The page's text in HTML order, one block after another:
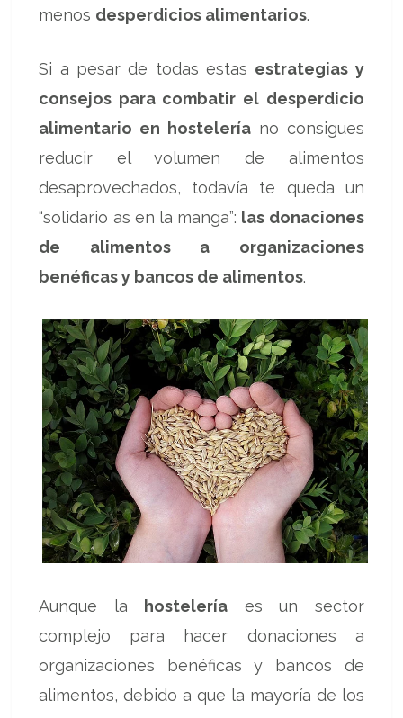
menos desperdicios alimentarios.
Si a pesar de todas estas estrategias y
consejos para combatir el desperdicio
alimentario en hostelería no consigues
reducir el volumen de alimentos
desaprovechados, todavía te queda un
“solidario as en la manga”: las donaciones
de alimentos a organizaciones
benéficas y bancos de alimentos.
Aunque la hostelería es un sector
complejo para hacer donaciones a
organizaciones benéficas y bancos de
alimentos, debido a que la mayoría de los